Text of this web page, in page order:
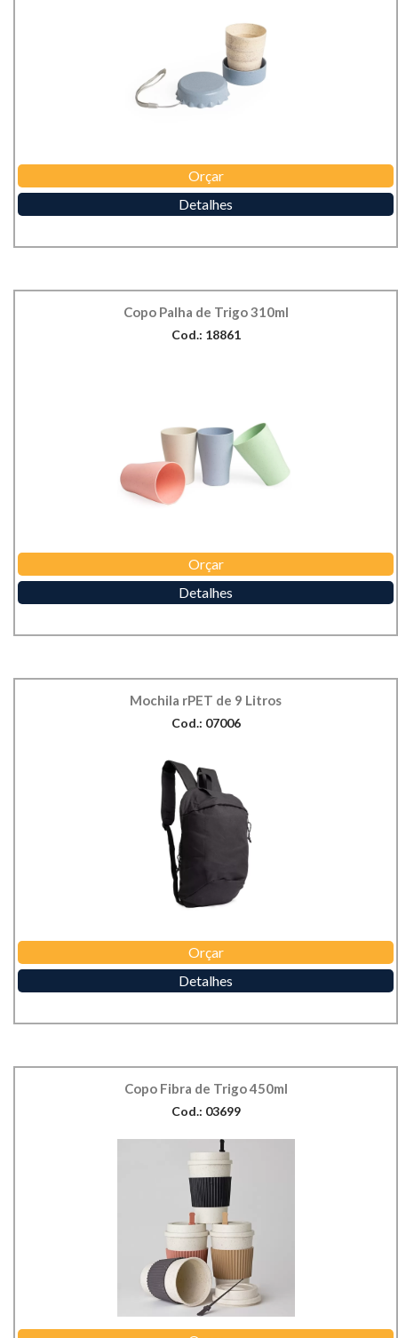
Orçar
Detalhes
Copo Palha de Trigo 310ml
Cod.: 18861
Orçar
Detalhes
Mochila rPET de 9 Litros
Cod.: 07006
Orçar
Detalhes
Copo Fibra de Trigo 450ml
Cod.: 03699